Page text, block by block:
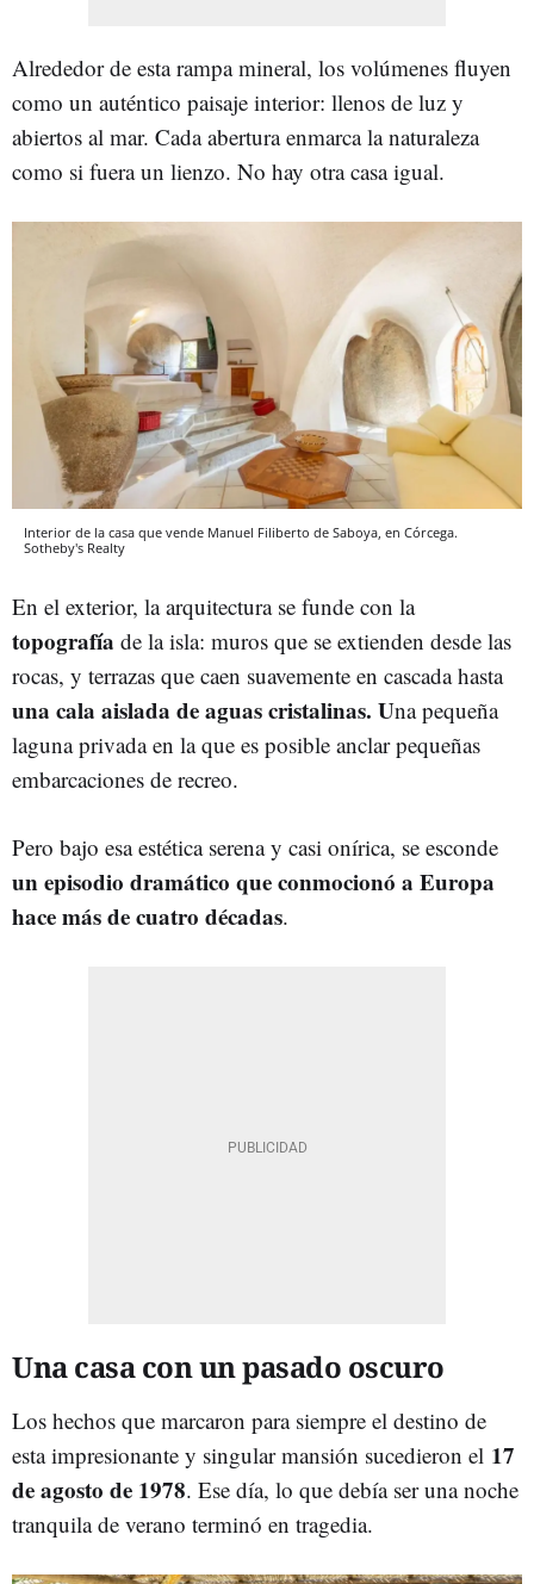
Alrededor de esta rampa mineral, los volúmenes fluyen
como un auténtico paisaje interior: llenos de luz y
abiertos al mar. Cada abertura enmarca la naturaleza
como si fuera un lienzo. No hay otra casa igual.
Interior de la casa que vende Manuel Filiberto de Saboya, en Córcega.
Sotheby's Realty
En el exterior, la arquitectura se funde con la
topografía de la isla: muros que se extienden desde las
rocas, y terrazas que caen suavemente en cascada hasta
una cala aislada de aguas cristalinas. Una pequeña
laguna privada en la que es posible anclar pequeñas
embarcaciones de recreo.
Pero bajo esa estética serena y casi onírica, se esconde
un episodio dramático que conmocionó a Europa
hace más de cuatro décadas.
Una casa con un pasado oscuro
Los hechos que marcaron para siempre el destino de
esta impresionante y singular mansión sucedieron el 17
de agosto de 1978. Ese día, lo que debía ser una noche
tranquila de verano terminó en tragedia.